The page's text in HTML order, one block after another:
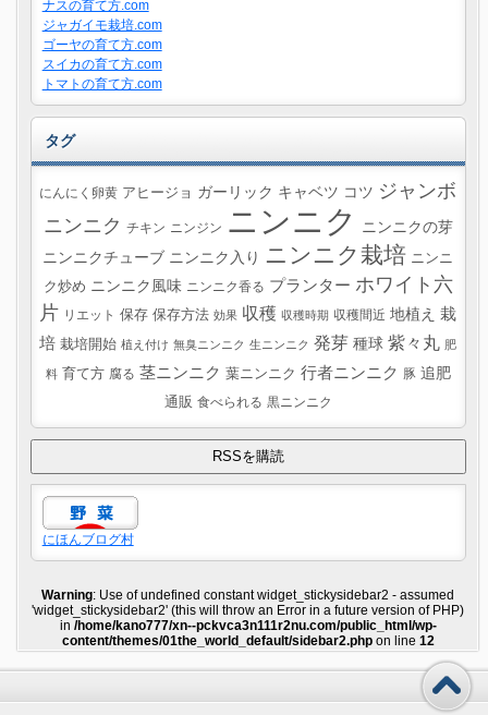
ナスの育て方.com
ジャガイモ栽培.com
ゴーヤの育て方.com
スイカの育て方.com
トマトの育て方.com
タグ
にんにく卵黄 アヒージョ ガーリック キャベツ コツ ジャンボ
ニンニク チキン ニンジン ニンニク
ニンニクの芽
ニンニクチューブ ニンニク入り ニンニク栽培 ニンニ
ク炒め ニンニク風味 ニンニク香る プランター ホワイト六
片 リエット 保存 保存方法 効果 収穫 収穫時期 収穫間近 地植え 栽
培 栽培開始 植え付け 無臭ニンニク 生ニンニク 発芽 種球 紫々丸 肥
料 育て方 腐る 茎ニンニク 葉ニンニク 行者ニンニク 豚 追肥
通販 食べられる 黒ニンニク
にほんブログ村
Warning: Use of undefined constant widget_stickysidebar2 - assumed
'widget_stickysidebar2' (this will throw an Error in a future version of PHP)
in /home/kano777/xn--pckvca3n111r2nu.com/public_html/wp-
content/themes/01the_world_default/sidebar2.phpon line 12